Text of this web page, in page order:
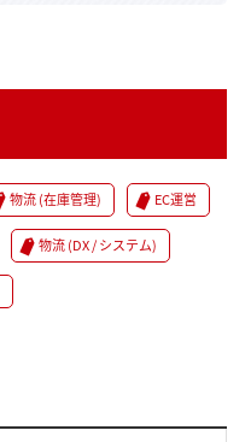
物流 (在庫管理) EC運営
物流 (DX / システム)